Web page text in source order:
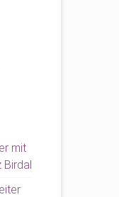
mit
Birdal